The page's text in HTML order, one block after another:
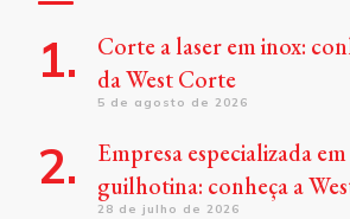
Corte a laser em inox:
da West Corte
5 de agosto de 2026
Empresa especializada
guilhotina: conheça a
28 de julho de 2026